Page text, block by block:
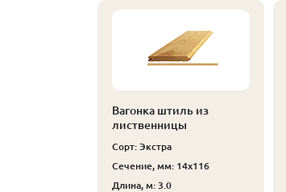
Вагонка штиль из
лиственницы
Сорт: Экстра
Сечение, мм: 14x116
Длина, м: 3.0